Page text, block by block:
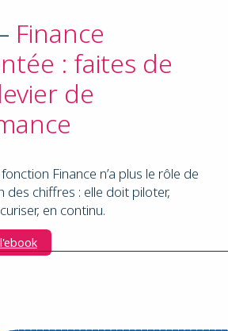
Finance
: faites de
de
Finance n’a plus le rôle de
des chiffres : elle doit piloter,
en continu.